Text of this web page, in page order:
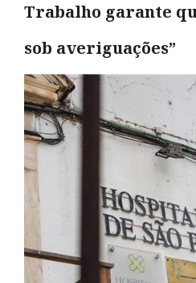
Trabalho garante
sob averiguações”